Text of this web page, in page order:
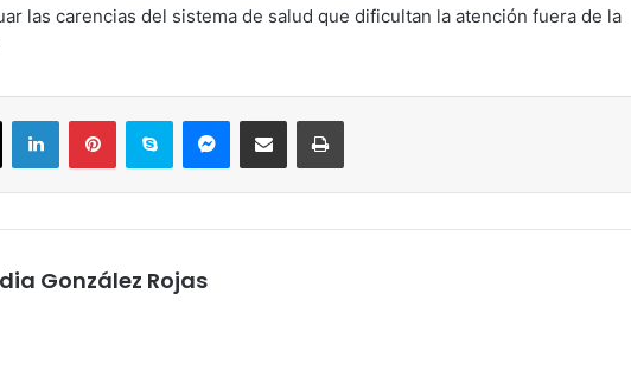
las carencias del sistema de salud que dificultan la atención fuera de la
X LinkedInPinterestSkype MessengerCompartir por correo electrónicoImprimir
González Rojas